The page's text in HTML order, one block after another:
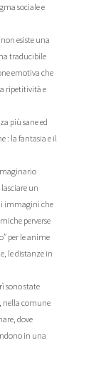
sociale e
esiste una
traducibile
emotiva che
ripetitività e
più sane ed
: la fantasia e il
un
immagini che
perverse
per le anime
le distanze in
sono state
nella comune
dove
in una